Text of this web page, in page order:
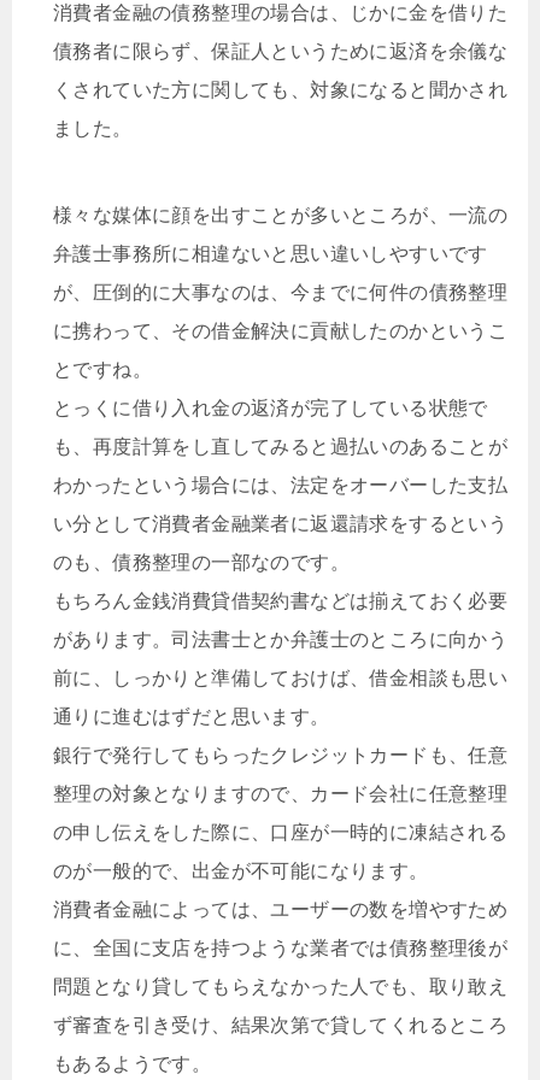
消費者金融の債務整理の場合は、じかに金を借りた
債務者に限らず、保証人というために返済を余儀な
くされていた方に関しても、対象になると聞かされ
ました。
様々な媒体に顔を出すことが多いところが、一流の
弁護士事務所に相違ないと思い違いしやすいです
が、圧倒的に大事なのは、今までに何件の債務整理
に携わって、その借金解決に貢献したのかというこ
とですね。
とっくに借り入れ金の返済が完了している状態で
も、再度計算をし直してみると過払いのあることが
わかったという場合には、法定をオーバーした支払
い分として消費者金融業者に返還請求をするという
のも、債務整理の一部なのです。
もちろん金銭消費貸借契約書などは揃えておく必要
があります。司法書士とか弁護士のところに向かう
前に、しっかりと準備しておけば、借金相談も思い
通りに進むはずだと思います。
銀行で発行してもらったクレジットカードも、任意
整理の対象となりますので、カード会社に任意整理
の申し伝えをした際に、口座が一時的に凍結される
のが一般的で、出金が不可能になります。
消費者金融によっては、ユーザーの数を増やすため
に、全国に支店を持つような業者では債務整理後が
問題となり貸してもらえなかった人でも、取り敢え
ず審査を引き受け、結果次第で貸してくれるところ
もあるようです。